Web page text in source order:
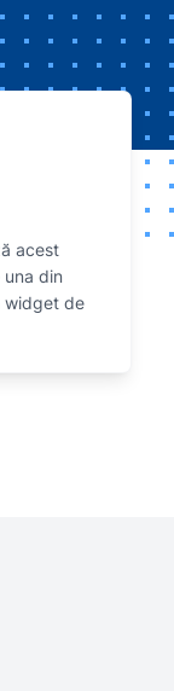
acest
din
widget de